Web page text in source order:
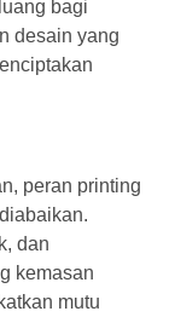
bagi
desain yang
peran printing
dan
kemasan
mutu